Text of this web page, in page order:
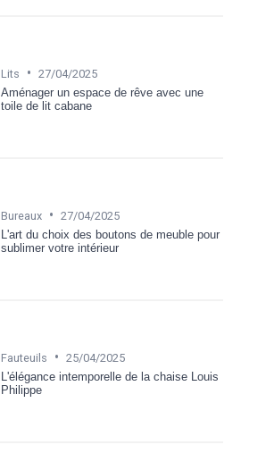
Lits • 27/04/2025
Aménager un espace de rêve avec une
toile de lit cabane
Bureaux • 27/04/2025
L'art du choix des boutons de meuble pour
sublimer votre intérieur
Fauteuils • 25/04/2025
L'élégance intemporelle de la chaise Louis
Philippe